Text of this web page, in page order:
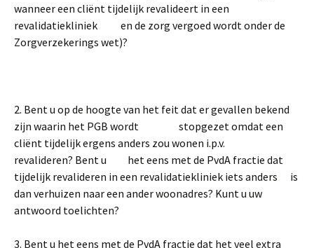
wanneer een cliënt tijdelijk revalideert in een
revalidatiekliniek en de zorg vergoed wordt onder de
Zorgverzekerings wet)?
2. Bent u op de hoogte van het feit dat er gevallen bekend
zijn waarin het PGB wordt stopgezet omdat een
cliënt tijdelijk ergens anders zou wonen i.p.v.
revalideren? Bent u het eens met de PvdA fractie dat
tijdelijk revalideren in een revalidatiekliniek iets anders is
dan verhuizen naar een ander woonadres? Kunt u uw
antwoord toelichten?
3. Bent u het eens met de PvdA fractie dat het veel extra